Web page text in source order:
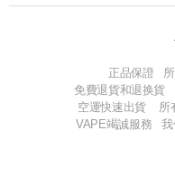
正品保證 所
免費退貨和退换貨
空運快速出貨 所
VAPE竭誠服務 我